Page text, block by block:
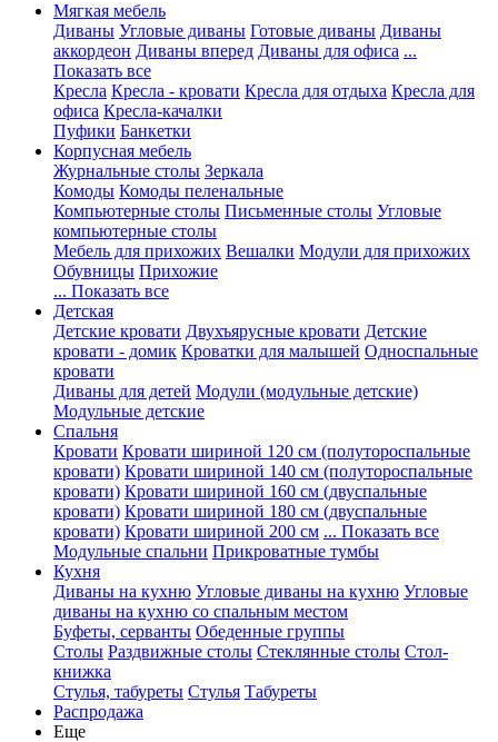
Мягкая мебель
Диваны Угловые диваны Готовые диваны Диваны
аккордеон Диваны вперед Диваны для офиса ...
Показать все
Кресла Кресла - кровати Кресла для отдыха Кресла для
офиса Кресла-качалки
Пуфики Банкетки
Корпусная мебель
Журнальные столы Зеркала
Комоды Комоды пеленальные
Компьютерные столы Письменные столы Угловые
компьютерные столы
Мебель для прихожих Вешалки Модули для прихожих
Обувницы Прихожие
... Показать все
Детская
Детские кровати Двухъярусные кровати Детские
кровати - домик Кроватки для малышей Односпальные
кровати
Диваны для детей Модули (модульные детские)
Модульные детские
Спальня
Кровати Кровати шириной 120 см (полутороспальные
кровати) Кровати шириной 140 см (полутороспальные
кровати) Кровати шириной 160 см (двуспальные
кровати) Кровати шириной 180 см (двуспальные
кровати) Кровати шириной 200 см ... Показать все
Модульные спальни Прикроватные тумбы
Кухня
Диваны на кухню Угловые диваны на кухню Угловые
диваны на кухню со спальным местом
Буфеты, серванты Обеденные группы
Столы Раздвижные столы Стеклянные столы Стол-
книжка
Стулья, табуреты Стулья Табуреты
Распродажа
Еще